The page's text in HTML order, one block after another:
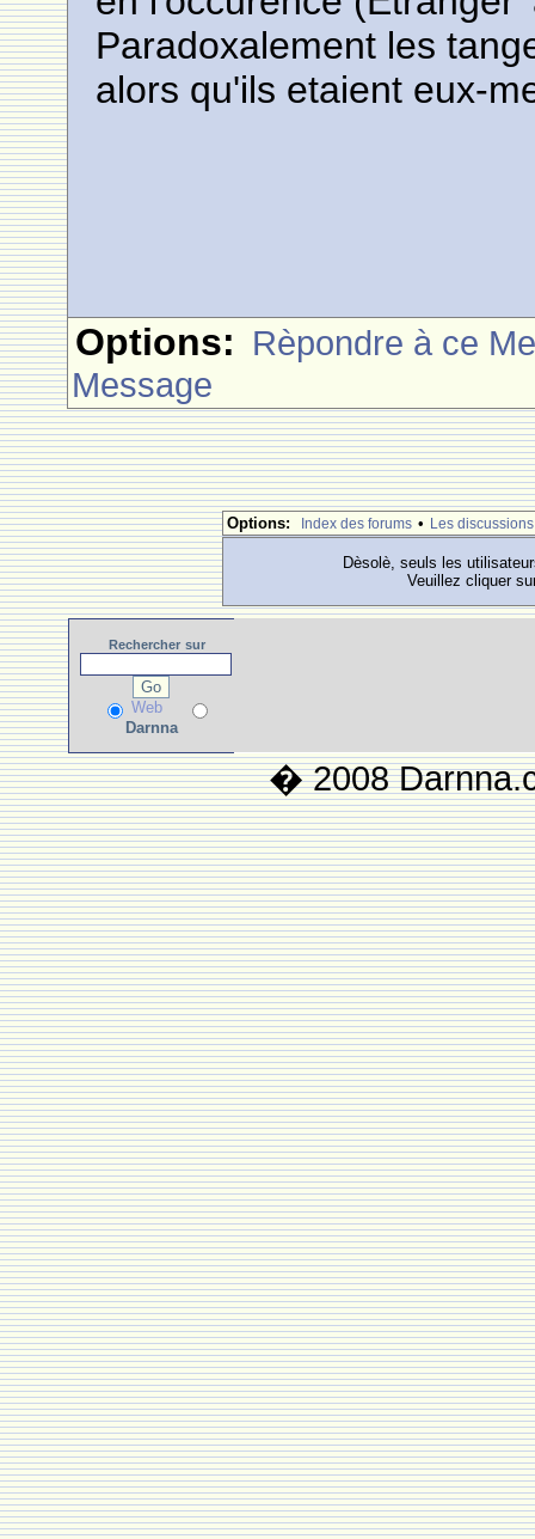
Paradoxalement les
alors qu'ils etaient eux-
Options: Rèpondre à ce
Message
Options: Index des forums • Les discussions
Dèsolè, seuls les
Veuillez cliquer
Rechercher sur
Web
Darnna
� 2008